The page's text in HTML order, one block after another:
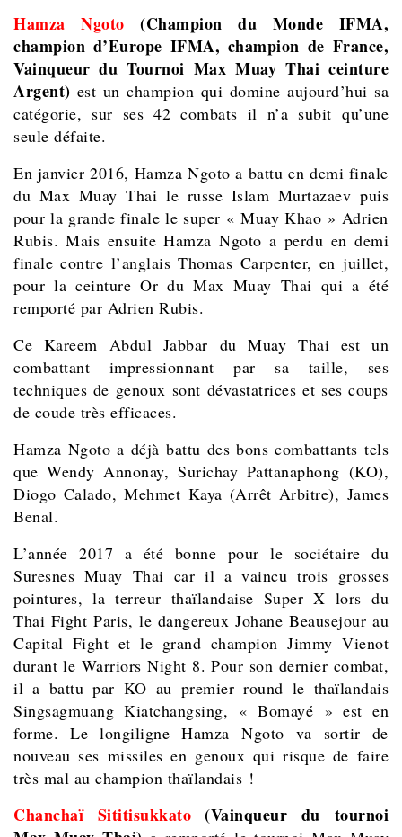
Hamza Ngoto (Champion du Monde IFMA,
champion d’Europe IFMA, champion de France,
Vainqueur du Tournoi Max Muay Thai ceinture
Argent) est un champion qui domine aujourd’hui sa
catégorie, sur ses 42 combats il n’a subit qu’une
seule défaite.
En janvier 2016, Hamza Ngoto a battu en demi finale
du Max Muay Thai le russe Islam Murtazaev puis
pour la grande finale le super « Muay Khao » Adrien
Rubis. Mais ensuite Hamza Ngoto a perdu en demi
finale contre l’anglais Thomas Carpenter, en juillet,
pour la ceinture Or du Max Muay Thai qui a été
remporté par Adrien Rubis.
Ce Kareem Abdul Jabbar du Muay Thai est un
combattant impressionnant par sa taille, ses
techniques de genoux sont dévastatrices et ses coups
de coude très efficaces.
Hamza Ngoto a déjà battu des bons combattants tels
que Wendy Annonay, Surichay Pattanaphong (KO),
Diogo Calado, Mehmet Kaya (Arrêt Arbitre), James
Benal.
L’année 2017 a été bonne pour le sociétaire du
Suresnes Muay Thai car il a vaincu trois grosses
pointures, la terreur thaïlandaise Super X lors du
Thai Fight Paris, le dangereux Johane Beausejour au
Capital Fight et le grand champion Jimmy Vienot
durant le Warriors Night 8. Pour son dernier combat,
il a battu par KO au premier round le thaïlandais
Singsagmuang Kiatchangsing, « Bomayé » est en
forme. Le longiligne Hamza Ngoto va sortir de
nouveau ses missiles en genoux qui risque de faire
très mal au champion thaïlandais !
Chanchaï Sititisukkato (Vainqueur du tournoi